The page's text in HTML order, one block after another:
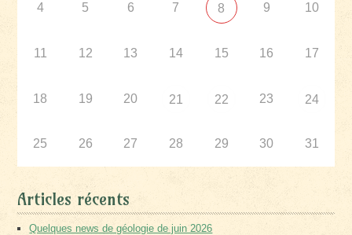
4 5 6 7 8 9 10
11 12 13 14 15 16 17
18 19 20 21 22 23 24
25 26 27 28 29 30 31
Articles récents
Quelques news de géologie de juin 2026